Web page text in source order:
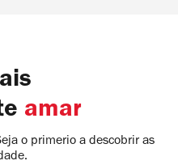
amar
o primerio a descobrir as